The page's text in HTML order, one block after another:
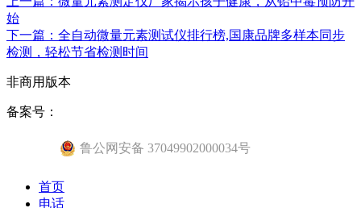
始
下一篇：全自动微量元素测试仪排行榜,国康品牌多样本同步
检测，轻松节省检测时间
非商用版本
备案号：
鲁公网安备 37049902000034号
首页
电话